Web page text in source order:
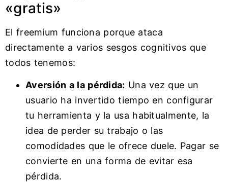
«gratis»
El freemium funciona porque ataca
directamente a varios sesgos cognitivos que
todos tenemos:
Aversión a la pérdida: Una vez que un
usuario ha invertido tiempo en configurar
tu herramienta y la usa habitualmente, la
idea de perder su trabajo o las
comodidades que le ofrece duele. Pagar se
convierte en una forma de evitar esa
pérdida.